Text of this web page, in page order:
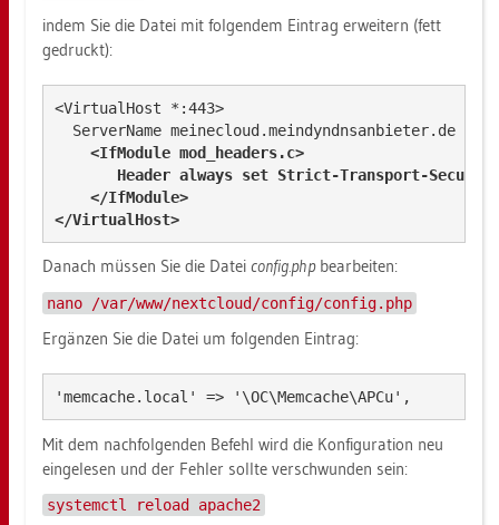
indem Sie die Datei mit fol­gen­dem Ein­trag er­wei­tern (fett
ge­druckt):
<VirtualHost *:443>
  ServerName meinecloud.meindyndnsanbieter.de
<IfModule mod_headers.c>
Header always set Strict-Transport-
    </IfModule>
</VirtualHost>
Da­nach müs­sen Sie die Datei con­fig.phpbe­ar­bei­ten:
nano /var/www/nextcloud/config/config.php
Er­gän­zen Sie die Datei um fol­gen­den Ein­trag:
'memcache.local' => '\OC\Memcache\APCu',
Mit dem nach­fol­gen­den Be­fehl wird die Kon­fi­gu­ra­ti­on neu
ein­ge­le­sen und der Feh­ler soll­te ver­schwun­den sein:
systemctl reload apache2